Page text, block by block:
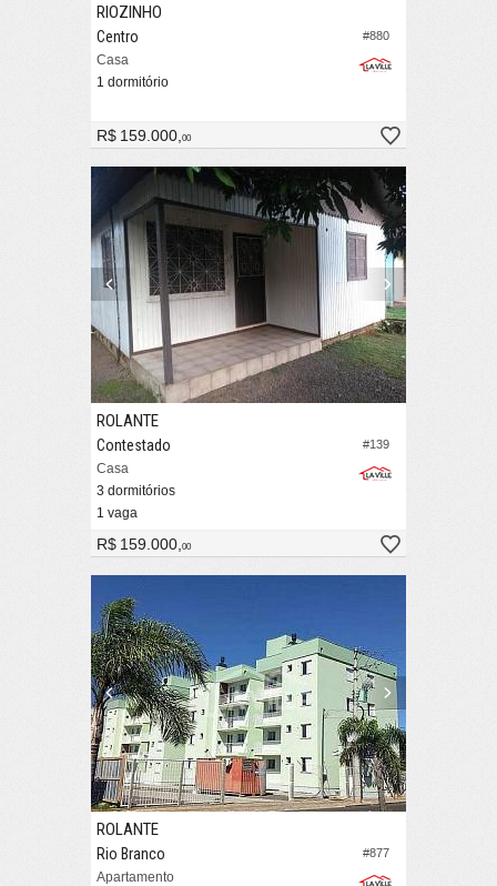
#880
RIOZINHO
Centro
Casa
1 dormitório
R$ 159.000, 00
#139
ROLANTE
Contestado
Casa
3 dormitórios
1 vaga
R$ 159.000, 00
#877
ROLANTE
Rio Branco
Apartamento